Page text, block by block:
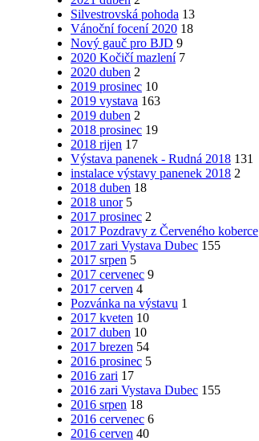
Silvestrovská pohoda 13
Vánoční focení 2020 18
Nový gauč pro BJD 9
2020 Kočičí mazlení 7
2020 duben 2
2019 prosinec 10
2019 vystava 163
2019 duben 2
2018 prosinec 19
2018 rijen 17
Výstava panenek - Rudná 2018 131
instalace výstavy panenek 2018 2
2018 duben 18
2018 unor 5
2017 prosinec 2
2017 Pozdravy z Červeného koberce
2017 zari Vystava Dubec 155
2017 srpen 5
2017 cervenec 9
2017 cerven 4
Pozvánka na výstavu 1
2017 kveten 10
2017 duben 10
2017 brezen 54
2016 prosinec 5
2016 zari 17
2016 zari Vystava Dubec 155
2016 srpen 18
2016 cervenec 6
2016 cerven 40